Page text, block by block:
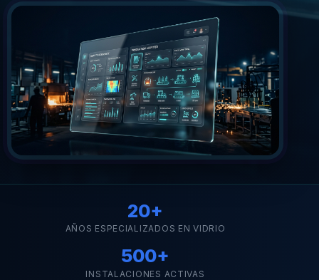
20+
AÑOS ESPECIALIZADOS EN VIDRIO
500+
INSTALACIONES ACTIVAS